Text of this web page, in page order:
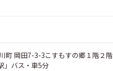
町 岡田7-3-3こすもすの郷１階２階
」バス・車5分